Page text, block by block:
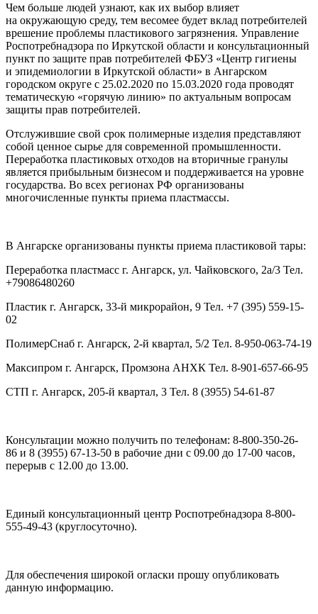
Чем больше людей узнают, как их выбор влияет
на окружающую среду, тем весомее будет вклад потребителей
врешение проблемы пластикового загрязнения. Управление
Роспотребнадзора по Иркутской области и консультационный
пункт по защите прав потребителей ФБУЗ «Центр гигиены
и эпидемиологии в Иркутской области» в Ангарском
городском округе с 25.02.2020 по 15.03.2020 года проводят
тематическую «горячую линию» по актуальным вопросам
защиты прав потребителей.
Отслужившие свой срок полимерные изделия представляют
собой ценное сырье для современной промышленности.
Переработка пластиковых отходов на вторичные гранулы
является прибыльным бизнесом и поддерживается на уровне
государства. Во всех регионах РФ организованы
многочисленные пункты приема пластмассы.
В Ангарске организованы пункты приема пластиковой тары:
Переработка пластмасс г. Ангарск, ул. Чайковского, 2а/3 Тел.
+79086480260
Пластик г. Ангарск, 33-й микрорайон, 9 Тел. +7 (395) 559-15-
02
ПолимерСнаб г. Ангарск, 2-й квартал, 5/2 Тел. 8-950-063-74-19
Максипром г. Ангарск, Промзона АНХК Тел. 8-901-657-66-95
СТП г. Ангарск, 205-й квартал, 3 Тел. 8 (3955) 54-61-87
Консультации можно получить по телефонам: 8-800-350-26-
86 и 8 (3955) 67-13-50 в рабочие дни с 09.00 до 17-00 часов,
перерыв с 12.00 до 13.00.
Единый консультационный центр Роспотребнадзора 8-800-
555-49-43 (круглосуточно).
Для обеспечения широкой огласки прошу опубликовать
данную информацию.